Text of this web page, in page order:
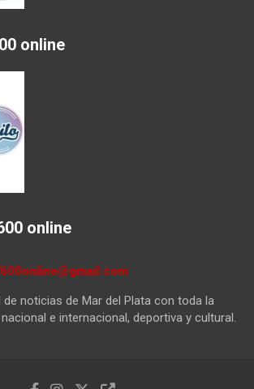
online
online
de noticias de Mar del Plata con toda la
e internacional, deportiva y cultural.